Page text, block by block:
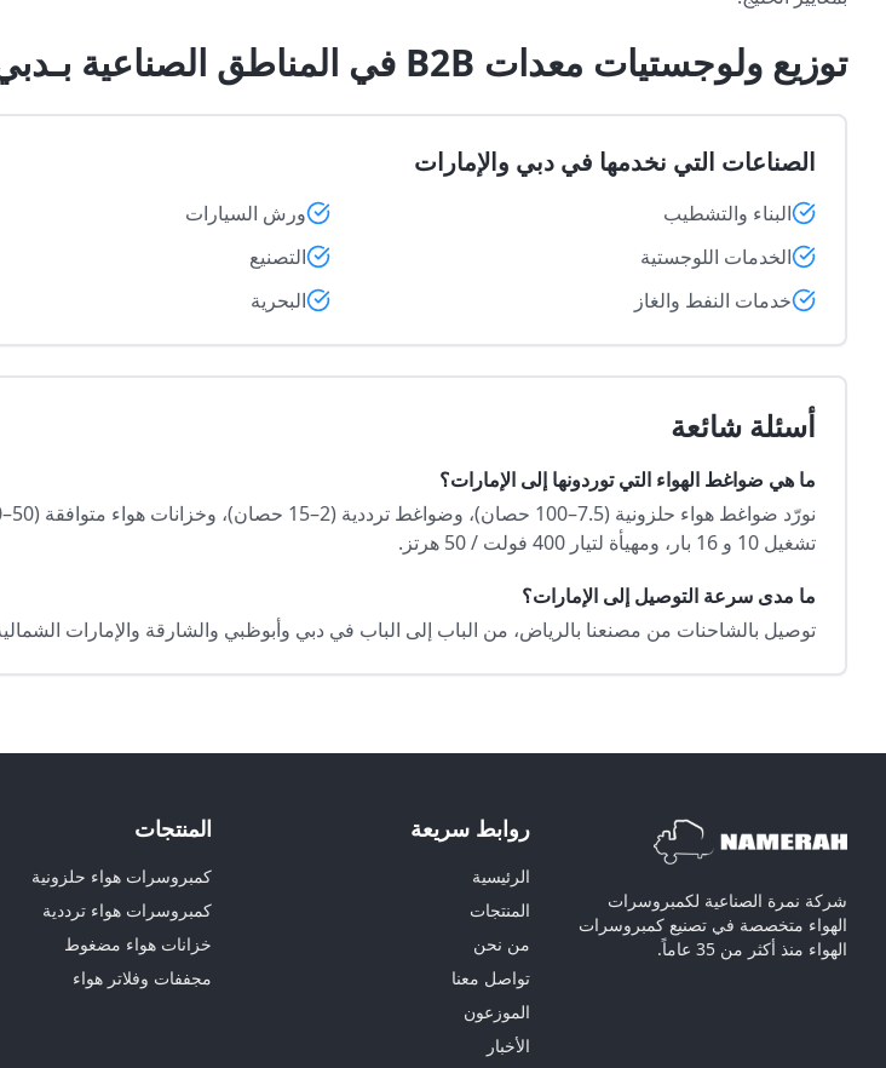
توزيع ولوجستيات معدات B2B في المناطق الصناعية بـدبي والإمارات
الصناعات التي نخدمها في دبي والإمارات
البناء والتشطيب
ورش السيارات
الخدمات اللوجستية
التصنيع
خدمات النفط والغاز
البحرية
أسئلة شائعة
ما هي ضواغط الهواء التي توردونها إلى الإمارات؟
تشغيل 10 و 16 بار، ومهيأة لتيار 400 فولت / 50 هرتز.
ما مدى سرعة التوصيل إلى الإمارات؟
توصيل بالشاحنات من مصنعنا بالرياض، من الباب إلى الباب في دبي وأبوظبي والشارقة والإمارات الشمالية خلال
شركة نمرة الصناعية لكمبروسرات
الهواء متخصصة في تصنيع كمبروسرات
الهواء منذ أكثر من 35 عاماً.
روابط سريعة
الرئيسية
المنتجات
من نحن
تواصل معنا
الموزعون
الأخبار
المنتجات
كمبروسرات هواء حلزونية
كمبروسرات هواء ترددية
خزانات هواء مضغوط
مجففات وفلاتر هواء